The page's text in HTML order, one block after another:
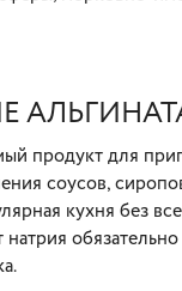
продукт для
соусов,
кухня без